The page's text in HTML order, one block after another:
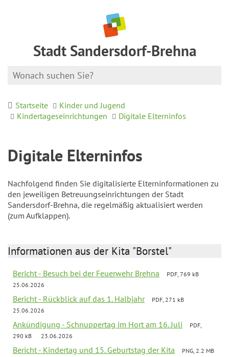
Stadt Sandersdorf-Brehna
Startseite
Kinder und Jugend
Kindertageseinrichtungen
Digitale Elterninfos
Digitale Elterninfos
Nachfolgend finden Sie digitalisierte Elterninformationen zu
den jeweiligen Betreuungseinrichtungen der Stadt
Sandersdorf-Brehna, die regelmäßig aktualisiert werden
(zum Aufklappen).
Informationen aus der Kita "Borstel"
Bericht - Besuch bei der Feuerwehr Brehna
PDF, 769 kB
25.06.2026
Bericht - Rückblick auf das 1. Halbjahr
PDF, 271 kB
25.06.2026
Ankündigung - Schnuppertag im Hort am 16. Juli
PDF,
290 kB
23.06.2026
Bericht - Kindertag und 15. Geburtstag der Kita
PNG, 2.2 MB